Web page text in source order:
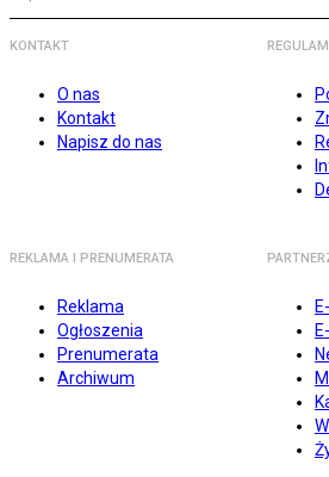
KONTAKT
O nas
Kontakt
Napisz do nas
REKLAMA I PRENUMERATA
Reklama
Ogłoszenia
Prenumerata
Archiwum